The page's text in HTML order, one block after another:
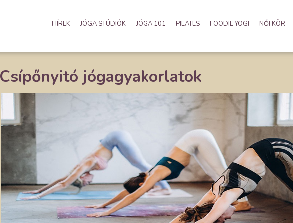
HÍREK JÓGA STÚDIÓK JÓGA 101 PILATES FOODIE YOGI NŐI KÖR
Csípőnyitó jógagyakorlatok